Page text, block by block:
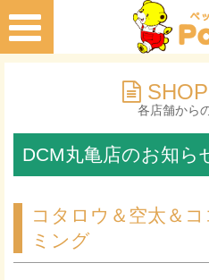
各店舗から
DCM丸亀店のお知ら
コタロウ＆空太＆
ミング